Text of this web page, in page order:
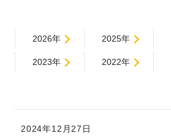
2026年 2025年
2023年 2022年
2024年12月27日